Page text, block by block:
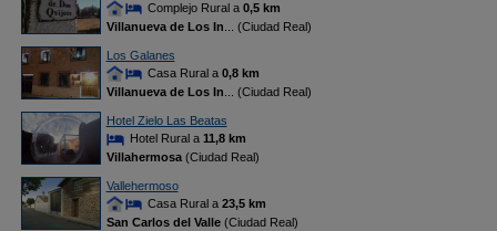
Complejo Rural a 0,5 km
Villanueva de Los In ... (Ciudad Real)
Los Galanes
Casa Rural a 0,8 km
Villanueva de Los In ... (Ciudad Real)
Hotel Zielo Las Beatas
Hotel Rural a 11,8 km
Villahermosa(Ciudad Real)
Vallehermoso
Casa Rural a 23,5 km
San Carlos del Valle(Ciudad Real)